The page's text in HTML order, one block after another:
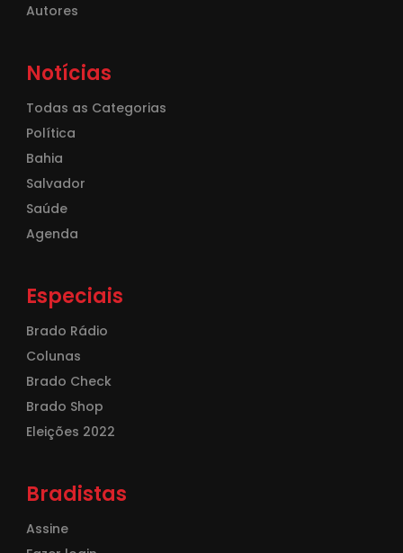
Autores
Notícias
Todas as Categorias
Política
Bahia
Salvador
Saúde
Agenda
Especiais
Brado Rádio
Colunas
Brado Check
Brado Shop
Eleições 2022
Bradistas
Assine